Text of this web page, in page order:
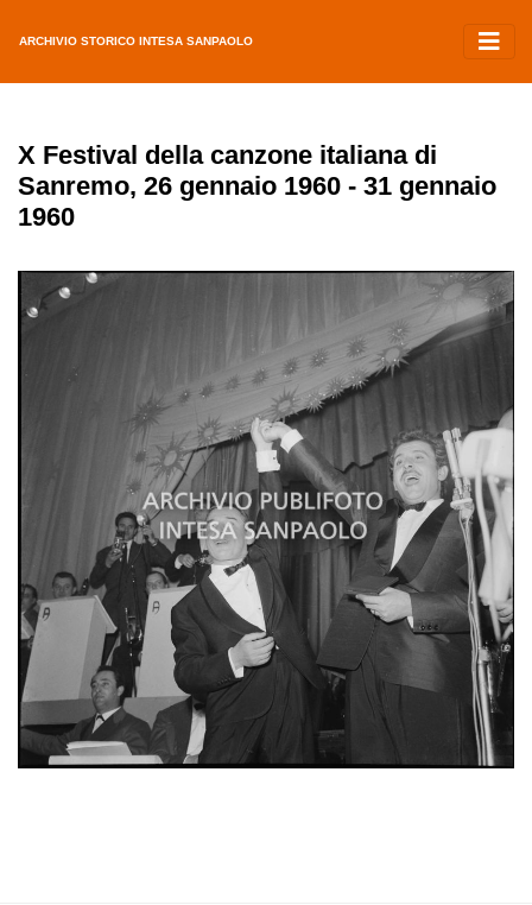
ARCHIVIO STORICO INTESA SANPAOLO
X Festival della canzone italiana di
Sanremo, 26 gennaio 1960 - 31 gennaio
1960